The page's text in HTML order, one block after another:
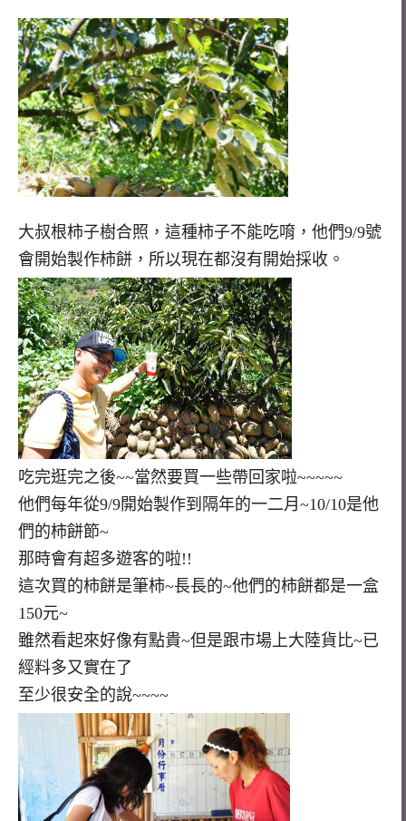
大叔根柿子樹合照，這種柿子不能吃唷，他們9/9號
會開始製作柿餅，所以現在都沒有開始採收。
吃完逛完之後~~當然要買一些帶回家啦~~~~~
他們每年從9/9開始製作到隔年的一二月~10/10是他
們的柿餅節~
那時會有超多遊客的啦!!
這次買的柿餅是筆柿~長長的~他們的柿餅都是一盒
150元~
雖然看起來好像有點貴~但是跟市場上大陸貨比~已
經料多又實在了
至少很安全的說~~~~